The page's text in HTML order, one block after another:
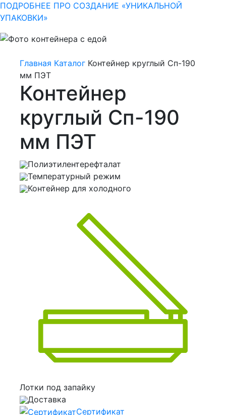
ПОДРОБНЕЕ ПРО СОЗДАНИЕ «УНИКАЛЬНОЙ
УПАКОВКИ»
Главная Каталог Контейнер круглый Сп-190
мм ПЭТ
Контейнер
круглый Сп-190
мм ПЭТ
Полиэтилентерефталат
Температурный режим
Контейнер для холодного
Лотки под запайку
Доставка
Сертификат